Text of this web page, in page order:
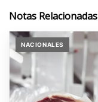
Notas Relacionadas
NACIONALES